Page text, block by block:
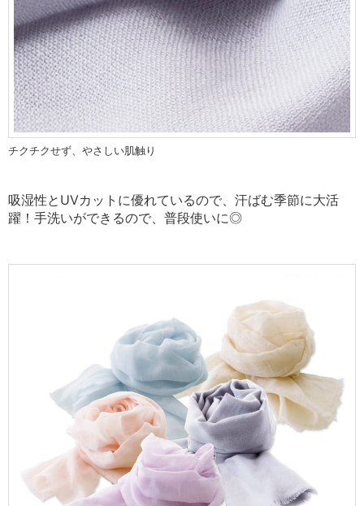
チクチクせず、やさしい肌触り
吸湿性とUVカットに優れているので、汗ばむ季節に大活
躍！ 手洗いができるので、普段使いに◎